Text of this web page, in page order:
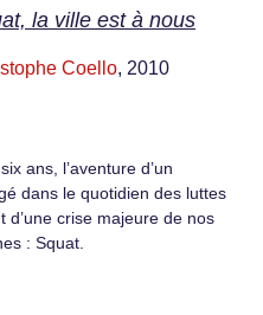
la ville est à nous
Coello, 2010
ans, l’aventure d’un
dans le quotidien des luttes
d’une crise majeure de nos
: Squat.